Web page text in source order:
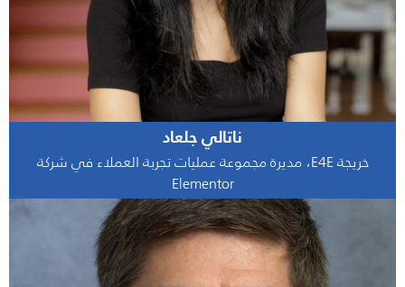
ناتالي جلعاد
خريجة E4E، مديرة مجموعة عمليات تجربة العملاء في شركة
Elementor